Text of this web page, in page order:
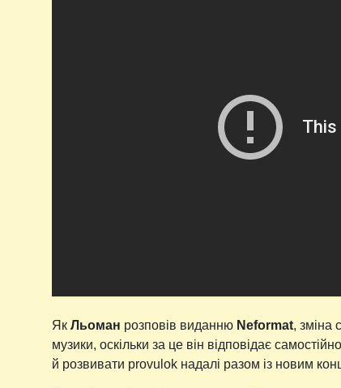
Як Льоман розповів виданню Neformat, зміна
музики, оскільки за це він відповідає
й розвивати provulok надалі разом із новим